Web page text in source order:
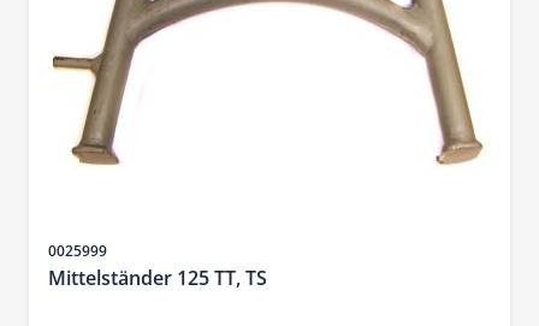
Artikelnr.
0025999
Mittelständer 125 TT, TS